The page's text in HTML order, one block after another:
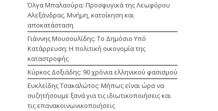
Όλγα Μπαλαούρα: Προσφυγικά της Λεωφόρου
Αλεξάνδρας. Μνήμη, κατοίκηση και
αποκατάσταση
Γιάννης Μουσουλίδης: Το Δημόσιο Υπό
Κατάρρευση: Η πολιτική οικονομία της
καταστροφής
Κύρκος Δοξιάδης: 90 χρόνια ελληνικού φασισμού
Ευκλείδης Τσακαλώτος: Μήπως είναι ώρα να
συζητήσουμε ξανά για τις ιδιωτικοποιήσεις και
τις επανακοινωνικοποιήσεις